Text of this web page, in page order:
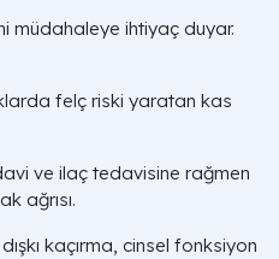
müdahaleye ihtiyaç duyar.
felç riski yaratan kas
ve ilaç tedavisine rağmen
ağrısı.
kaçırma, cinsel fonksiyon